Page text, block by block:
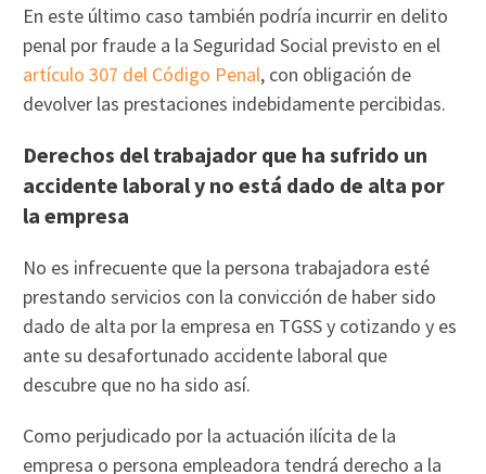
En este último caso también podría incurrir en delito
penal por fraude a la Seguridad Social previsto en el
artículo 307 del Código Penal, con obligación de
devolver las prestaciones indebidamente percibidas.
Derechos del trabajador que ha sufrido un
accidente laboral y no está dado de alta por
la empresa
No es infrecuente que la persona trabajadora esté
prestando servicios con la convicción de haber sido
dado de alta por la empresa en TGSS y cotizando y es
ante su desafortunado accidente laboral que
descubre que no ha sido así.
Como perjudicado por la actuación ilícita de la
empresa o persona empleadora tendrá derecho a la